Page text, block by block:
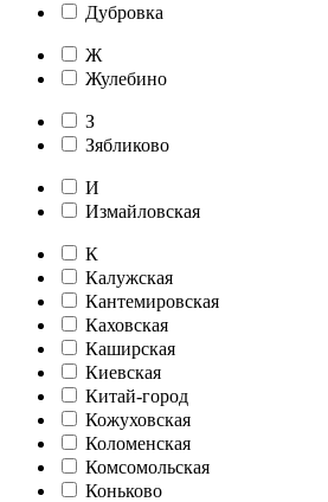
Дубровка
Ж
Жулебино
З
Зябликово
И
Измайловская
К
Калужская
Кантемировская
Каховская
Каширская
Киевская
Китай-город
Кожуховская
Коломенская
Комсомольская
Коньково